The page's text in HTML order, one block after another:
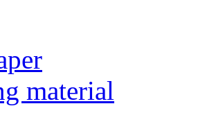
material